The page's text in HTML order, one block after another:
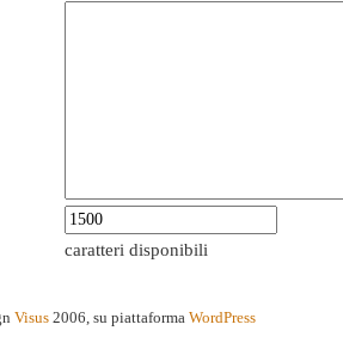
caratteri disponibili
Visus 2006, su piattaforma WordPress